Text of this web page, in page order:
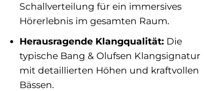
Schallverteilung für ein immersives
Hörerlebnis im gesamten Raum.
Herausragende Klangqualität:Die
typische Bang & Olufsen Klangsignatur
mit detaillierten Höhen und kraftvollen
Bässen.